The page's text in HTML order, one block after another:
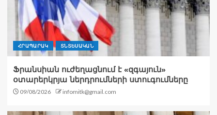
ՀՐԱՊԱՐԱԿ ՏՆՏԵՍԱԿԱՆ
Ֆրանսիան ուժեղացնում է «զգայուն»
օտարերկրյա ներդրումների ստուգումները
09/08/2026 infomitk@gmail.com